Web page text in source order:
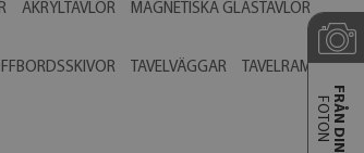
AKRYLTAVLOR MAGNETISKA GLASTAVLOR
TAVELVÄGGAR TAVELRAMAR
FRÅN DIN
FOTON